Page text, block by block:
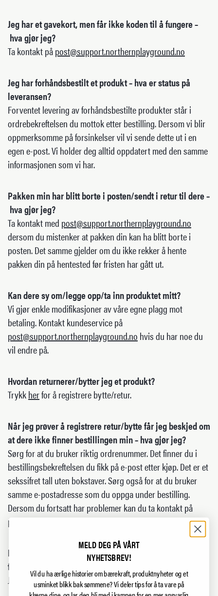
Jeg har et gavekort, men får ikke koden til å fungere –
hva gjør jeg?
Ta kontakt påpost@support.northernplayground.no
Jeg har forhåndsbestilt et produkt – hva er status på
leveransen?
Forventet levering av forhåndsbestilte produkter står i
ordrebekreftelsen du mottok etter bestilling. Dersom vi blir
oppmerksomme på forsinkelser vil vi sende dette ut i en
egen e-post. Vi holder deg alltid oppdatert med den samme
informasjonen som vi har.
Pakken min har blitt borte i posten/sendt i retur til dere –
hva gjør jeg?
Ta kontakt med post@support.northernplayground.no
dersom du mistenker at pakken din kan ha blitt borte i
posten. Det samme gjelder om du ikke rekker å hente
pakken din på hentested før fristen har gått ut.
Kan dere sy om/legge opp/ta inn produktet mitt?
Vi gjør enkle modifikasjoner av våre egne plagg mot
betaling. Kontakt kundeservice på
post@support.northernplayground.no hvis du har noe du
vil endre på.
Hvordan returnerer/bytter jeg et produkt?
Trykkherfor å registrere bytte/retur.
Når jeg prøver å registrere retur/bytte får jeg beskjed om
at dere ikke finner bestillingen min – hva gjør jeg?
Sørg for at du bruker riktig ordrenummer. Det finner du i
bestillingsbekreftelsen du fikk på e-post etter kjøp. Det er et
sekssifret tall uten bokstaver. Sørg også for at du bruker
samme e-postadresse som du oppga under bestilling.
Dersom du fortsatt har problemer kan du ta kontakt på
post@support.northernplayground.no
Kan jeg bytte et produkt som er kjøpt på nett i deres
fysiske butikk?
Ja, gjerne! Vi elsker besøk 😊
MELD DEG PÅ VÅRT
NYHETSBREV!
Vil du ha ærlige historier om bærekraft, produktnyheter og et
usminket blikk bak sømmene?Vi deler tips for å ta vare på